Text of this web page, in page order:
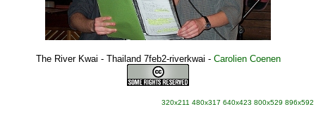
The River Kwai - Thailand 7feb2-riverkwai - Carolien Coenen
320x211 480x317 640x423 800x529 896x592